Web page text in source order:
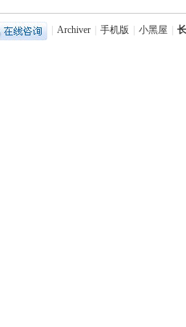
Archiver 手机版 小黑屋